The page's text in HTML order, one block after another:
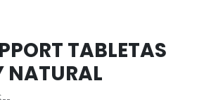
TABLETAS
NATURAL